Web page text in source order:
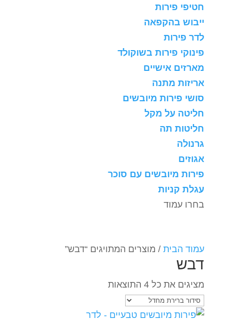
חטיפי פירות
ייבוש בהקפאה
לדר פירות
פינוקי פירות בשוקולד
מארזים אישיים
אריזות מתנה
סושי פירות מיובשים
חליטה על מקל
חליטות תה
גרנולה
אגוזים
פירות מיובשים עם סוכר
עגלת קניות
בחרו עמוד
עמוד הבית/ מוצרים המתויגים “דבש”
דבש
מציגים את כל ⁦4⁩ התוצאות